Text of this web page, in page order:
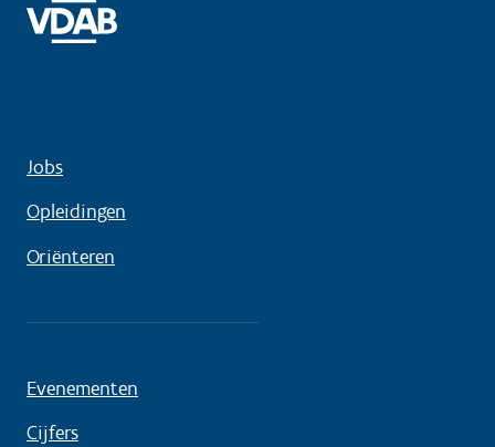
Jobs
Opleidingen
Oriënteren
Evenementen
Cijfers